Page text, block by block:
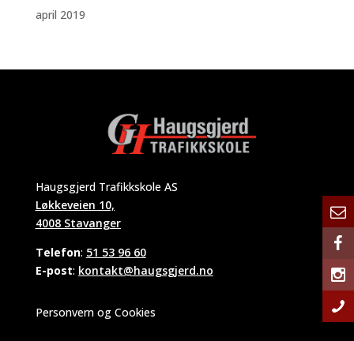
april 2019
Haugsgjerd Trafikkskole AS
Løkkeveien 10,
4008 Stavanger
Telefon: 51 53 96 60
E-post: kontakt@haugsgjerd.no
Personvern og Cookies